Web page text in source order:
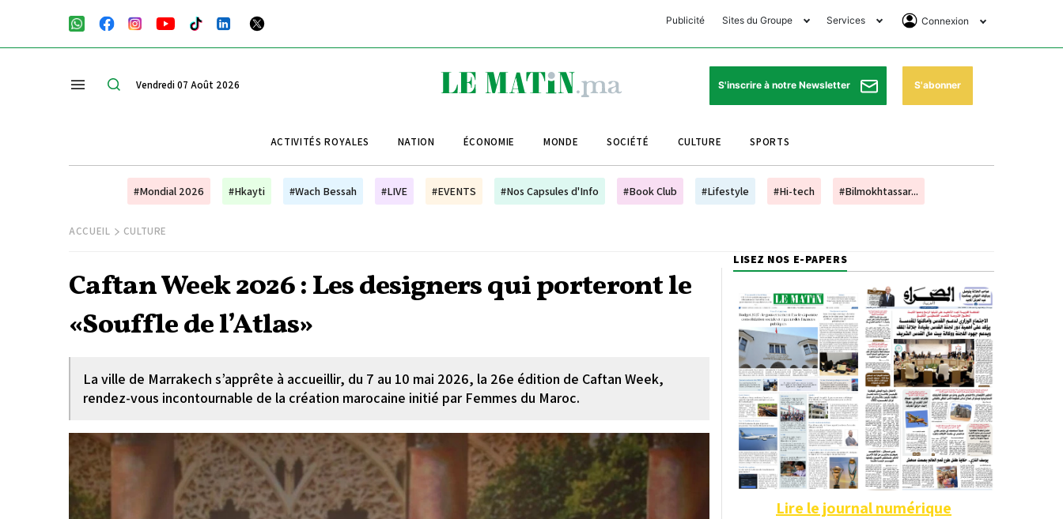
Publicité Sites du Groupe
Club Avantages
Le Matin Sports
Le Matin Store
Le Matin Annonces
Morocco Today Forum
Bookclub
Services
Horaires de prières
Pharmacies de garde
Programme TV
Cinéma
Connexion
Se Connecter
Abonnement
Vendredi 07 Août 2026 S'inscrire à notre Newsletter S'abonner
ACTIVITÉS ROYALES NATION ÉCONOMIE MONDE SOCIÉTÉ CULTURE SPORTS
#Mondial 2026 #Hkayti #Wach Bessah #LIVE #EVENTS #Nos Capsules d'Info #Book Club #Lifestyle #Hi-tech #Bilmokhtassar...
ACCUEIL CULTURE
Caftan Week 2026 : Les designers qui porteront le
«Souffle de l’Atlas»
La ville de Marrakech s’apprête à accueillir, du 7 au 10 mai 2026, la 26e édition de Caftan Week,
rendez-vous incontournable de la création marocaine initié par Femmes du Maroc.
LISEZ NOS E-PAPERS
Lire le journal numérique